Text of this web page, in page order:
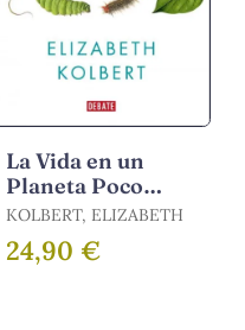
La Vida en un
Planeta Poco
Conocido
KOLBERT, ELIZABETH
24,90 €